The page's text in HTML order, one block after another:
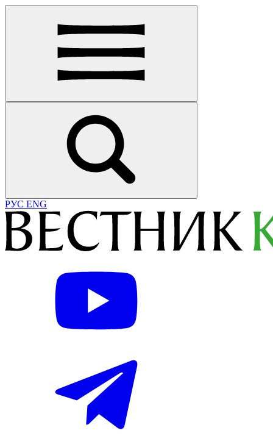
РУС ENG